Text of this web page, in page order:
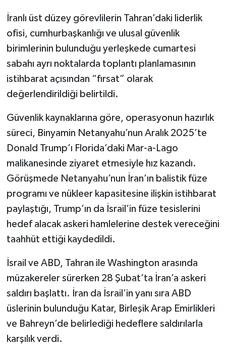
İranlı üst düzey görevlilerin Tahran’daki liderlik
ofisi, cumhurbaşkanlığı ve ulusal güvenlik
birimlerinin bulunduğu yerleşkede cumartesi
sabahı ayrı noktalarda toplantı planlamasının
istihbarat açısından “fırsat” olarak
değerlendirildiği belirtildi.
Güvenlik kaynaklarına göre, operasyonun hazırlık
süreci, Binyamin Netanyahu’nun Aralık 2025’te
Donald Trump’ı Florida’daki Mar-a-Lago
malikanesinde ziyaret etmesiyle hız kazandı.
Görüşmede Netanyahu’nun İran’ın balistik füze
programı ve nükleer kapasitesine ilişkin istihbarat
paylaştığı, Trump’ın da İsrail’in füze tesislerini
hedef alacak askeri hamlelerine destek vereceğini
taahhüt ettiği kaydedildi.
İsrail ve ABD, Tahran ile Washington arasında
müzakereler sürerken 28 Şubat’ta İran’a askeri
saldırı başlattı. İran da İsrail’in yanı sıra ABD
üslerinin bulunduğu Katar, Birleşik Arap Emirlikleri
ve Bahreyn’de belirlediği hedeflere saldırılarla
karşılık verdi.